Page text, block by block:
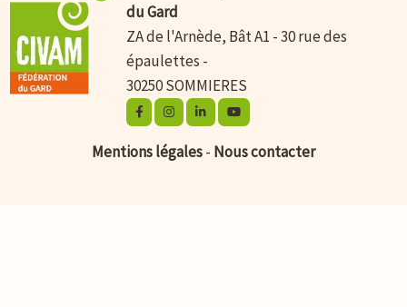
du Gard
ZA de l'Arnède, Bât A1 - 30 rue des
épaulettes -
30250 SOMMIERES
Mentions légales- Nous contacter